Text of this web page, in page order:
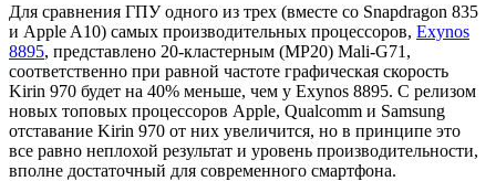
Для сравнения ГПУ одного из трех (вместе со Snapdragon 835
и Apple A10) самых производительных процессоров, Exynos
8895, представлено 20-кластерным (MP20) Mali-G71,
соответственно при равной частоте графическая скорость
Kirin 970 будет на 40% меньше, чем у Exynos 8895. С релизом
новых топовых процессоров Apple, Qualcomm и Samsung
отставание Kirin 970 от них увеличится, но в принципе это
все равно неплохой результат и уровень производительности,
вполне достаточный для современного смартфона.